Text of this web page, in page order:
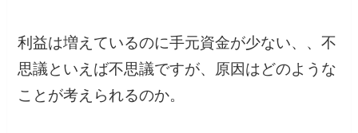
利益は増えているのに手元資金が少ない、、不
思議といえば不思議ですが、原因はどのような
ことが考えられるのか。